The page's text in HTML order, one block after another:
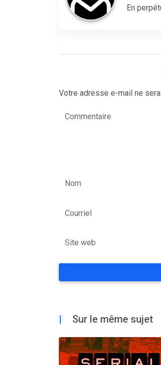
En
Votre adresse e-mail ne
Commentaire
Nom
Courriel
Site web
| Sur le même sujet